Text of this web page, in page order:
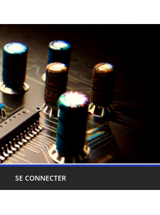
SE CONNECTER